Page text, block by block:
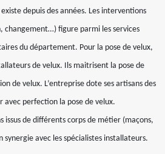
depuis des années. Les interventions
changement…) figure parmi les services
du département. Pour la pose de velux,
de velux. Ils maitrisent la pose de
de velux. L’entreprise dote ses artisans des
avec perfection la pose de velux.
issus de différents corps de métier (maçons,
avec les spécialistes installateurs.